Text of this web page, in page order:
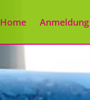
Home Anmeldung